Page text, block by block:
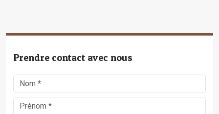
Prendre contact avec nous